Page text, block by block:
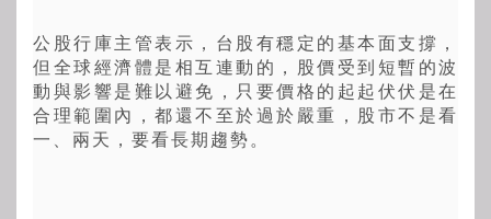
公股行庫主管表示，台股有穩定的基本面支撐，
但全球經濟體是相互連動的，股價受到短暫的波
動與影響是難以避免，只要價格的起起伏伏是在
合理範圍內，都還不至於過於嚴重，股市不是看
一、兩天，要看長期趨勢。